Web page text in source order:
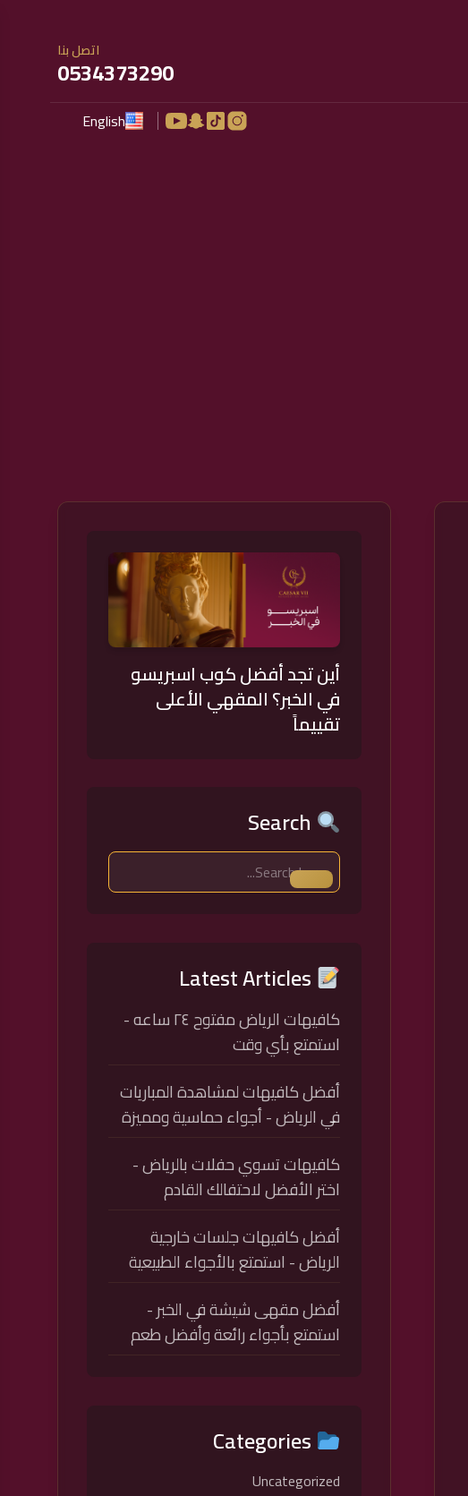
اتصل بنا
0534373290
English
أين تجد أفضل كوب اسبريسو
في الخبر؟ المقهي الأعلى
تقييماً
كافيهات الرياض مفتوح ٢٤ ساعه -
استمتع بأي وقت
أفضل كافيهات لمشاهدة المباريات
في الرياض - أجواء حماسية ومميزة
كافيهات تسوي حفلات بالرياض -
اختر الأفضل لاحتفالك القادم
أفضل كافيهات جلسات خارجية
الرياض - استمتع بالأجواء الطبيعية
أفضل مقهى شيشة في الخبر -
استمتع بأجواء رائعة وأفضل طعم
Uncategorized